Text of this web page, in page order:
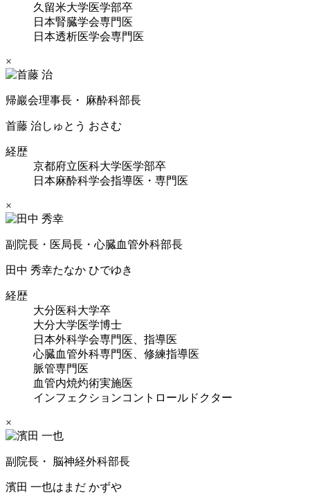
久留米大学医学部卒
日本腎臓学会専門医
日本透析医学会専門医
×
帰巖会理事長・ 麻酔科部長
首藤 治しゅとう おさむ
経歴
京都府立医科大学医学部卒
日本麻酔科学会指導医・専門医
×
副院長・医局長・心臓血管外科部長
田中 秀幸たなか ひでゆき
経歴
大分医科大学卒
大分大学医学博士
日本外科学会専門医、指導医
心臓血管外科専門医、修練指導医
脈管専門医
血管内焼灼術実施医
インフェクションコントロールドクター
×
副院長・ 脳神経外科部長
濱田 一也はまだ かずや